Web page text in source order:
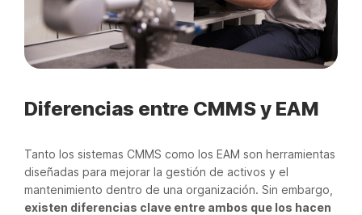
Diferencias entre CMMS y EAM
Tanto los sistemas CMMS como los EAM son herramientas
diseñadas para mejorar la gestión de activos y el
mantenimiento dentro de una organización. Sin embargo,
existen diferencias clave entre ambos que los hacen